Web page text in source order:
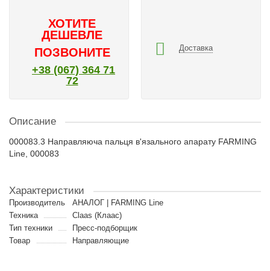
ХОТИТЕ
ДЕШЕВЛЕ
ПОЗВОНИТЕ
+38 (067) 364 71
72
Доставка
Описание
000083.3 Направляюча пальця в'язального апарату FARMING
Line, 000083
Характеристики
Производитель
АНАЛОГ | FARMING Line
Техника
Claas (Клаас)
Тип техники
Пресс-подборщик
Товар
Направляющие